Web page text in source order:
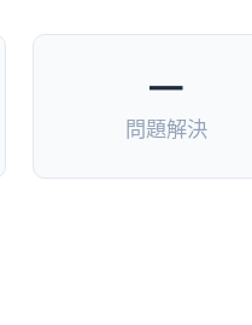
—
問題解決